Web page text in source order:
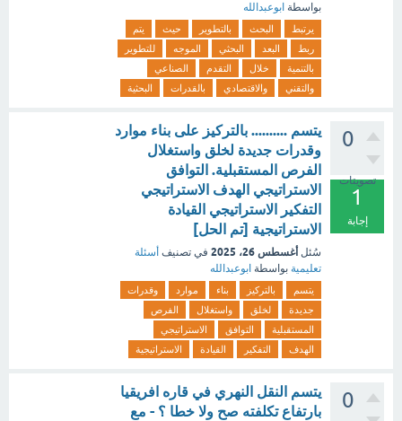
بواسطة ابوعبدالله
يرتبط البحث بالتطوير حيث
يتم
ربط
البعد البحثي الموجه
للتطوير
بالتنمية
خلال التقدم
الصناعي
والتقني
والاقتصادي بالقدرات البحثية
0
تصويتات
1
إجابة
يتسم .......... بالتركيز على بناء موارد
وقدرات جديدة لخلق واستغلال
الفرص المستقبلية. التوافق
الاستراتيجي الهدف الاستراتيجي
التفكير الاستراتيجي القيادة
الاستراتيجية [تم الحل]
سُئل أغسطس 26، 2025 في تصنيف أسئلة
تعليمية بواسطة ابوعبدالله
يتسم بالتركيز بناء موارد
وقدرات
جديدة
لخلق واستغلال
الفرص
المستقبلية
التوافق
الاستراتيجي
الهدف
التفكير القيادة الاستراتيجية
0
يتسم النقل النهري في قاره افريقيا
بارتفاع تكلفته صح ولا خطا ؟ - مع